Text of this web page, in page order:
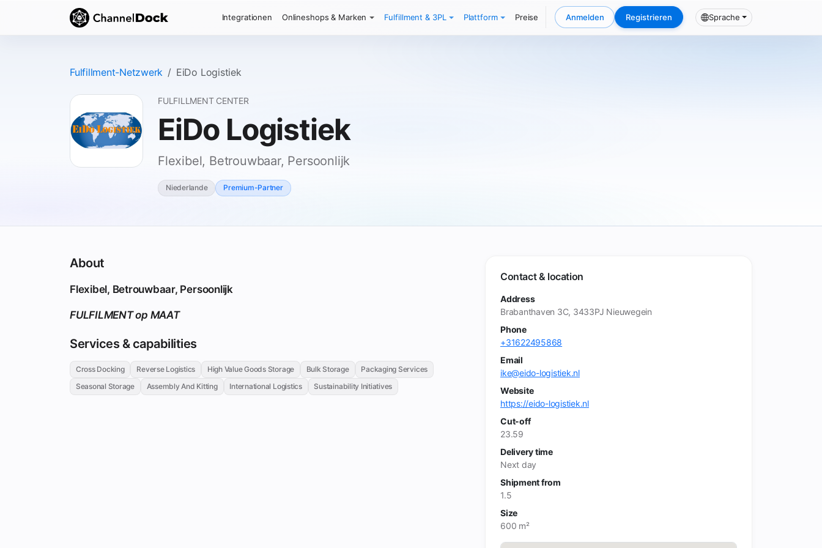
Integrationen Onlineshops & Marken Fulfillment & 3PL Plattform Preise Anmelden Registrieren Sprache
Fulfillment-Netzwerk EiDo Logistiek
FULFILLMENT CENTER
EiDo Logistiek
Flexibel, Betrouwbaar, Persoonlijk
Niederlande Premium-Partner
About
Flexibel, Betrouwbaar, Persoonlijk
FULFILMENT op MAAT
Services & capabilities
Cross Docking Reverse Logistics High Value Goods Storage Bulk Storage
Packaging Services
Seasonal Storage
Assembly And Kitting International Logistics Sustainability Initiatives
Contact & location
Address
Brabanthaven 3C, 3433PJ Nieuwegein
Phone
+31622495868
Email
ike@eido-logistiek.nl
Website
https://eido-logistiek.nl
Cut-off
23.59
Delivery time
Next day
Shipment from
1.5
Size
600 m²